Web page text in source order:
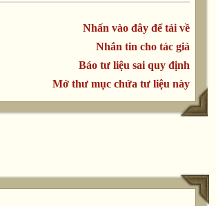
Nhấn vào đây để tải về
Nhắn tin cho tác giả
Báo tư liệu sai quy định
Mở thư mục chứa tư liệu này